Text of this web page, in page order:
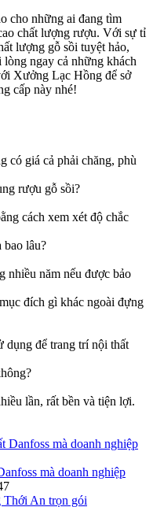
cho những ai đang tìm
chất lượng rượu. Với sự tỉ
lượng gỗ sồi tuyệt hảo,
ngay cả những khách
Xưởng Lạc Hồng để sở
cấp này nhé!
có giá cả phải chăng, phù
rượu gỗ sồi?
cách xem xét độ chắc
bao lâu?
nhiều năm nếu được bảo
đích gì khác ngoài đựng
dụng để trang trí nội thất
lần, rất bền và tiện lợi.
mà doanh nghiệp